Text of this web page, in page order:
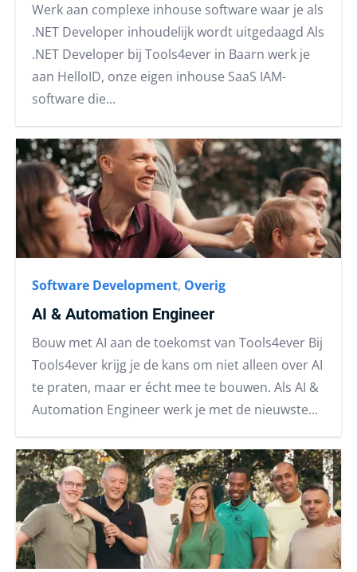
Werk aan complexe inhouse software waar je als
.NET Developer inhoudelijk wordt uitgedaagd Als
.NET Developer bij Tools4ever in Baarn werk je
aan HelloID, onze eigen inhouse SaaS IAM-
software die...
Software Development, Overig
AI & Automation Engineer
Bouw met AI aan de toekomst van Tools4ever Bij
Tools4ever krijg je de kans om niet alleen over AI
te praten, maar er écht mee te bouwen. Als AI &
Automation Engineer werk je met de nieuwste...